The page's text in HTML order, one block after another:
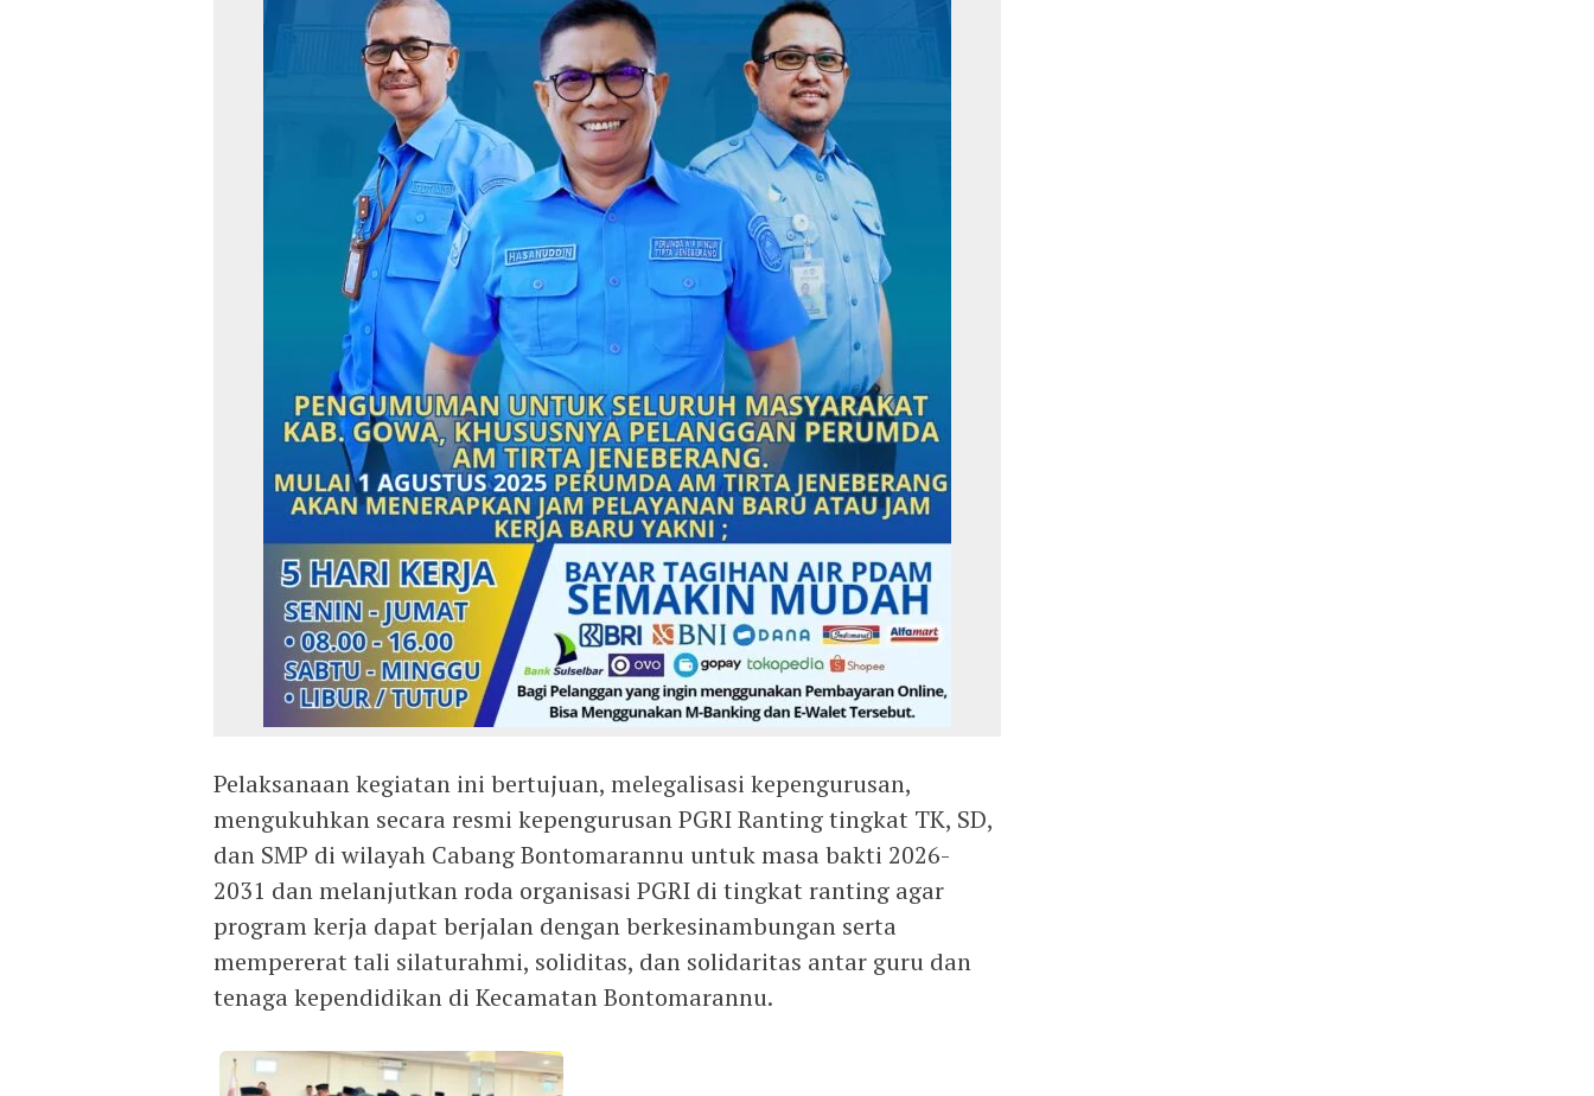
Pelaksanaan kegiatan ini bertujuan, melegalisasi kepengurusan,
mengukuhkan secara resmi kepengurusan PGRI Ranting tingkat TK, SD,
dan SMP di wilayah Cabang Bontomarannu untuk masa bakti 2026-
2031 dan melanjutkan roda organisasi PGRI di tingkat ranting agar
program kerja dapat berjalan dengan berkesinambungan serta
mempererat tali silaturahmi, soliditas, dan solidaritas antar guru dan
tenaga kependidikan di Kecamatan Bontomarannu.